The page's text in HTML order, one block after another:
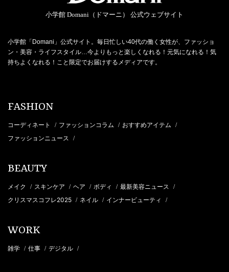
小学館 Domani（ドマーニ） 公式ウェブサイト
小学館「Domani」公式サイト。毎日忙しい40代の働く女性が、ファッショ
ン・美容・ライフスタイル…今よりもっと楽しくなれる！元気になれる！気
持ちよくなれる！こと限定でお届けするメディアです。
FASHION
コーディネート / ファッションコラム / おすすめアイテム /
ファッションニュース /
BEAUTY
メイク / スキンケア / ヘア / ボディ / 最新美容ニュース /
クリスマスコフレ2025 / ネイル / インナービューティ /
WORK
雑学 / 仕事 / デジタル /